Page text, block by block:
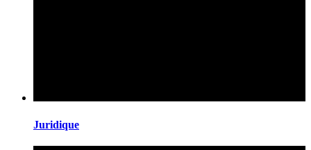
Juridique